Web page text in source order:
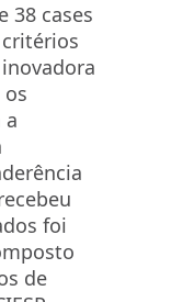
38 cases
a
foi
de